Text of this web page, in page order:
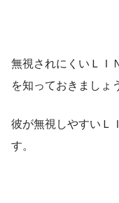
無視されにくいＬＩ
を知っておきましょ
彼が無視しやすいＬ
す。